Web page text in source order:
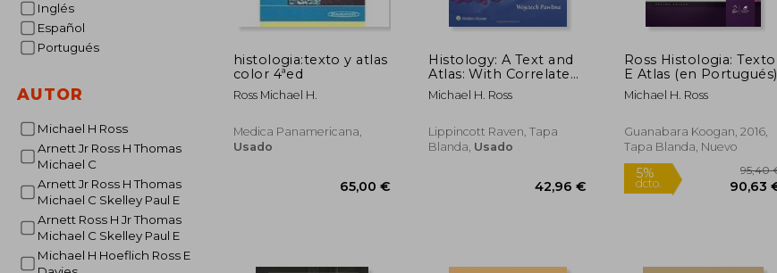
Inglés
Español
Portugués
AUTOR
Michael H Ross
Arnett Jr Ross H Thomas
Michael C
Arnett Jr Ross H Thomas
Michael C Skelley Paul E
Arnett Ross H Jr Thomas
Michael C Skelley Paul E
Michael H Hoeflich Ross E
histologia:texto y atlas
color 4ªed
Ross Michael H.
Medica Panamericana,
Usado
Histology: A Text and
Atlas: With Correlated
Cell and Molecular
Biology
Michael H. Ross
Lippincott Raven, Tapa
Blanda, Usado
42,96 €
Ross Histologia: Texto
E Atlas (en Portugués)
Michael H. Ross
Guanabara Koogan, 2016,
Tapa Blanda, Nuevo